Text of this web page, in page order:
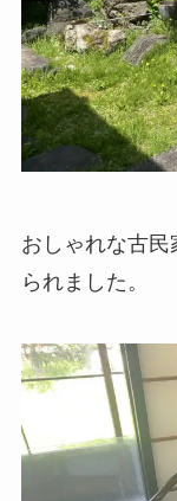
おしゃれな古
られました。